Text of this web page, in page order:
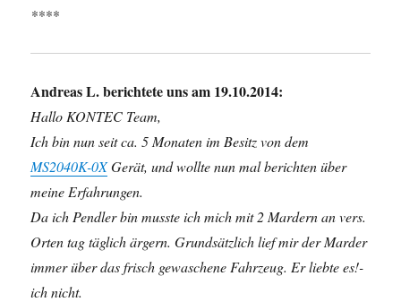
****
Andreas L. berichtete uns am 19.10.2014:
Hallo KONTEC Team,
Ich bin nun seit ca. 5 Monaten im Besitz von dem
MS2040K-0XGerät, und wollte nun mal berichten über
meine Erfahrungen.
Da ich Pendler bin musste ich mich mit 2 Mardern an vers.
Orten tag täglich ärgern. Grundsätzlich lief mir der Marder
immer über das frisch gewaschene Fahrzeug. Er liebte es!-
ich nicht.